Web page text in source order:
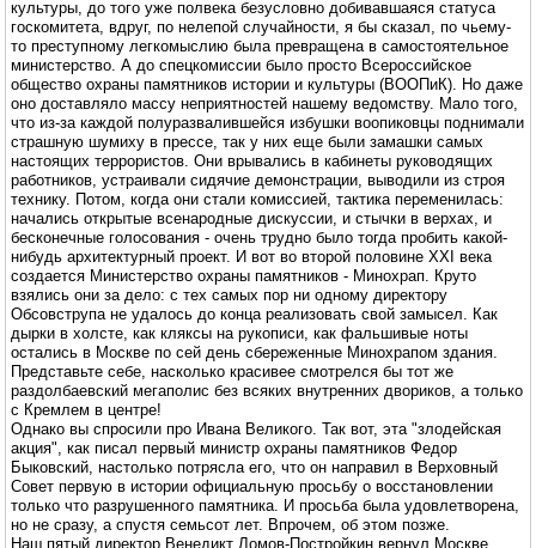
культуры, до того уже полвека безусловно добивавшаяся статуса
госкомитета, вдруг, по нелепой случайности, я бы сказал, по чьему-
то преступному легкомыслию была превращена в самостоятельное
министерство. А до спецкомиссии было просто Всероссийское
общество охраны памятников истории и культуры (ВООПиК). Но даже
оно доставляло массу неприятностей нашему ведомству. Мало того,
что из-за каждой полуразвалившейся избушки воопиковцы поднимали
страшную шумиху в прессе, так у них еще были замашки самых
настоящих террористов. Они врывались в кабинеты руководящих
работников, устраивали сидячие демонстрации, выводили из строя
технику. Потом, когда они стали комиссией, тактика переменилась:
начались открытые всенародные дискуссии, и стычки в верхах, и
бесконечные голосования - очень трудно было тогда пробить какой-
нибудь архитектурный проект. И вот во второй половине XXI века
создается Министерство охраны памятников - Минохрап. Круто
взялись они за дело: с тех самых пор ни одному директору
Обсовструпа не удалось до конца реализовать свой замысел. Как
дырки в холсте, как кляксы на рукописи, как фальшивые ноты
остались в Москве по сей день сбереженные Минохрапом здания.
Представьте себе, насколько красивее смотрелся бы тот же
раздолбаевский мегаполис без всяких внутренних двориков, а только
с Кремлем в центре!
Однако вы спросили про Ивана Великого. Так вот, эта "злодейская
акция", как писал первый министр охраны памятников Федор
Быковский, настолько потрясла его, что он направил в Верховный
Совет первую в истории официальную просьбу о восстановлении
только что разрушенного памятника. И просьба была удовлетворена,
но не сразу, а спустя семьсот лет. Впрочем, об этом позже.
Наш пятый директор Венедикт Ломов-Постройкин вернул Москве